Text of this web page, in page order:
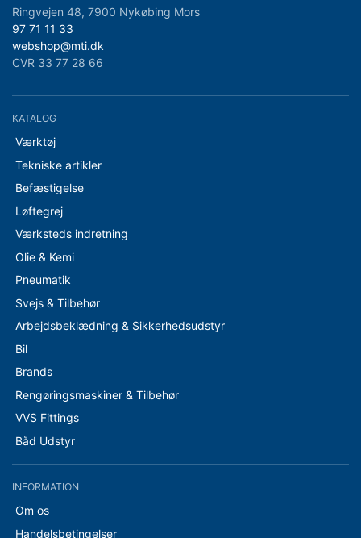
Ringvejen 48, 7900 Nykøbing Mors
97 71 11 33
webshop@mti.dk
CVR 33 77 28 66
KATALOG
Værktøj
Tekniske artikler
Befæstigelse
Løftegrej
Værksteds indretning
Olie & Kemi
Pneumatik
Svejs & Tilbehør
Arbejdsbeklædning & Sikkerhedsudstyr
Bil
Brands
Rengøringsmaskiner & Tilbehør
VVS Fittings
Båd Udstyr
INFORMATION
Om os
Handelsbetingelser